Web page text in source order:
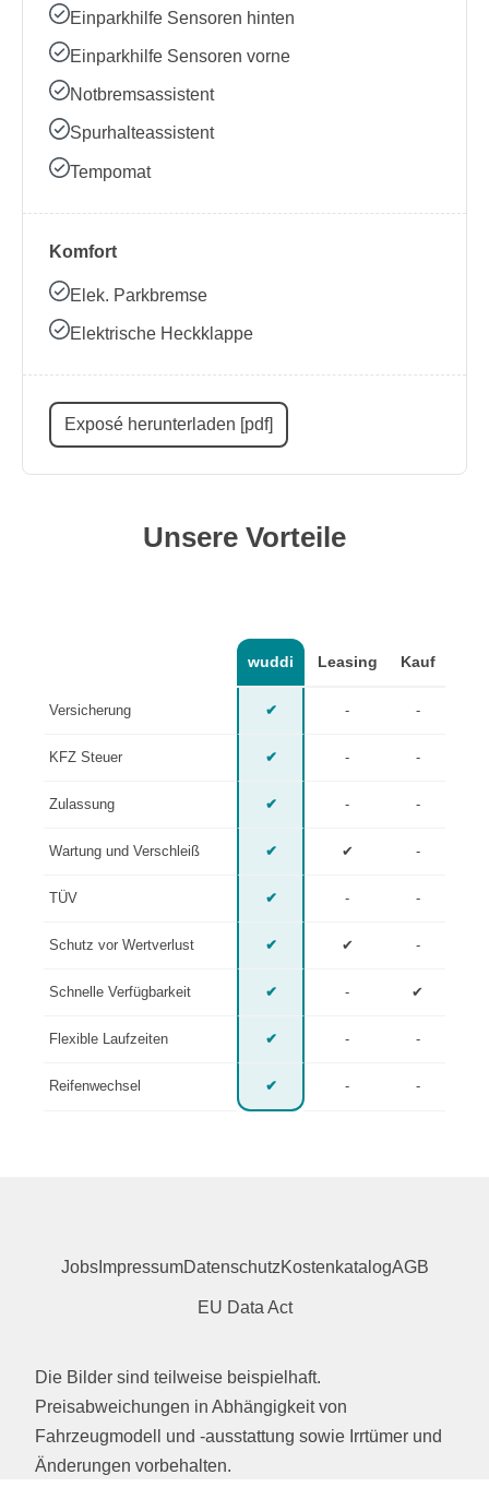
Einparkhilfe Sensoren hinten
Einparkhilfe Sensoren vorne
Notbremsassistent
Spurhalteassistent
Tempomat
Komfort
Elek. Parkbremse
Elektrische Heckklappe
Exposé herunterladen [pdf]
Unsere Vorteile
wuddi Leasing Kauf
Versicherung ✔ - -
KFZ Steuer ✔ - -
Zulassung ✔ - -
Wartung und Verschleiß ✔ ✔ -
TÜV ✔ - -
Schutz vor Wertverlust ✔ ✔ -
Schnelle Verfügbarkeit ✔ - ✔
Flexible Laufzeiten ✔ - -
Reifenwechsel ✔ - -
JobsImpressumDatenschutzKostenkatalogAGB
EU Data Act
Die Bilder sind teilweise beispielhaft.
Preisabweichungen in Abhängigkeit von
Fahrzeugmodell und -ausstattung sowie Irrtümer und
Änderungen vorbehalten.